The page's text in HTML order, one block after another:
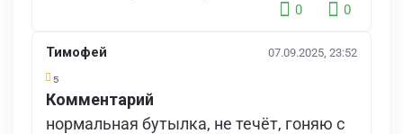
0 0
Тимофей 07.09.2025, 23:52
5
Комментарий
нормальная бутылка, не течёт, гоняю с